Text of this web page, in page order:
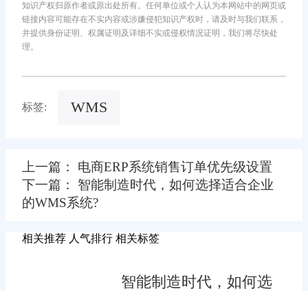
知识产权归原作者或原出处所有。任何单位或个人认为本网站中的网页或
链接内容可能存在不实内容或涉嫌侵犯知识产权时，请及时与我们联系，
并提供身份证明、权属证明及详细不实或侵权情况证明，我们将尽快处
理。
标签: WMS
上一篇： 电商ERP系统销售订单优先级设置
下一篇： 智能制造时代，如何选择适合企业
的WMS系统?
相关推荐 人气排行 相关标签
智能制造时代，如何选